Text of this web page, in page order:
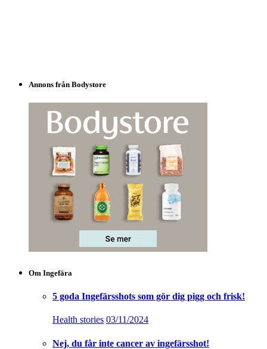
Annons från Bodystore
Om Ingefära
5 goda Ingefärsshots som gör dig pigg och frisk!
Health stories 03/11/2024
Nej, du får inte cancer av ingefärsshot!